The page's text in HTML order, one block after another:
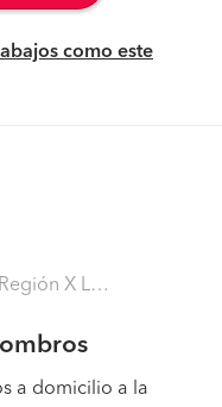
como este
- Llanquihue)
a domicilio a la